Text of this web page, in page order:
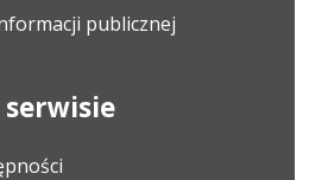
publicznej